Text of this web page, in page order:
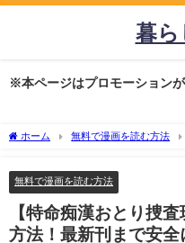
暮ら
※本ページはプロモーション
ホーム 無料で漫画を読む方法
無料で漫画を読む方法
【特命痴漢おとり捜
方法！最新刊まで安全